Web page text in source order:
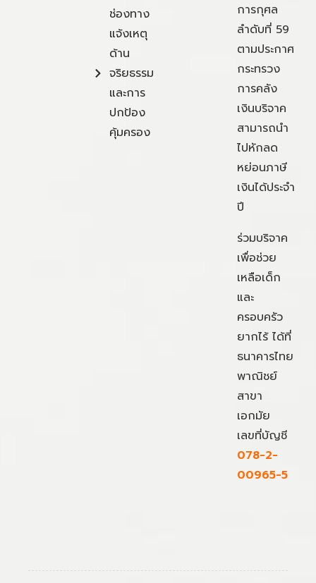
ช่องทาง
แจ้งเหตุ
ด้าน
จริยธรรม
และการ
ปกป้อง
คุ้มครอง
การกุศล
ลำดับที่ 59
ตามประกาศ
กระทรวง
การคลัง
เงินบริจาค
สามารถนำ
ไปหักลด
หย่อนภาษี
เงินได้ประจำ
ปี
ร่วมบริจาค
เพื่อช่วย
เหลือเด็ก
และ
ครอบครัว
ยากไร้ ได้ที่
ธนาคารไทย
พาณิชย์
สาขา
เอกมัย
เลขที่บัญชี
078-2-
00965-5